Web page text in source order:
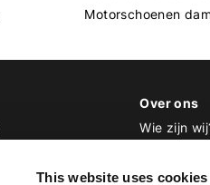
This website uses cookies
Motorschoenen
Over ons
Wie zijn
Werken bij